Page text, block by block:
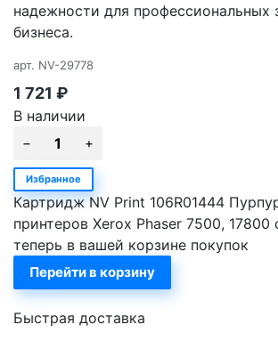
надежности для профессиональных
бизнеса.
арт. NV-29778
1 721 ₽
В наличии
Избранное
Картридж NV Print 106R01444
принтеров Xerox Phaser 7500, 17800
теперь в вашей корзине покупок
Перейти в корзину
Быстрая доставка